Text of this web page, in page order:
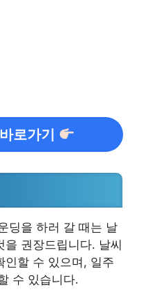
로가기
딩을 하러 갈 때는 날
권장드립니다. 날씨
인할 수 있으며, 일주
수 있습니다.